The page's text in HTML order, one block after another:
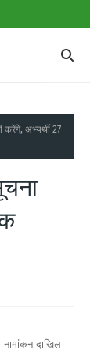
करेंगे, अभ्यर्थी 27
नामांकन दाखिल